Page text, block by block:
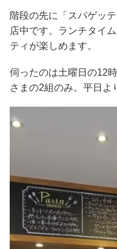
階段の先に「スパゲッ
店中です。ランチタイ
ティが楽しめます。
伺ったのは土曜日の12
さまの2組のみ。平日よ